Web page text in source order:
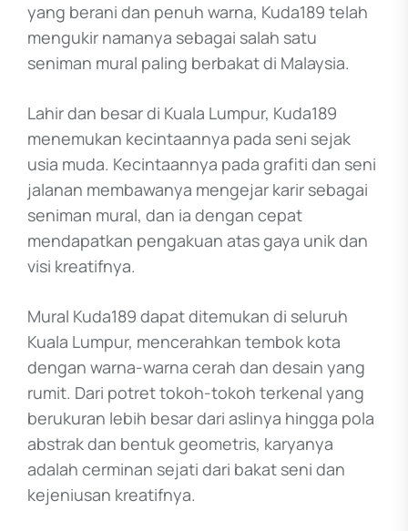
yang berani dan penuh warna, Kuda189 telah
mengukir namanya sebagai salah satu
seniman mural paling berbakat di Malaysia.
Lahir dan besar di Kuala Lumpur, Kuda189
menemukan kecintaannya pada seni sejak
usia muda. Kecintaannya pada grafiti dan seni
jalanan membawanya mengejar karir sebagai
seniman mural, dan ia dengan cepat
mendapatkan pengakuan atas gaya unik dan
visi kreatifnya.
Mural Kuda189 dapat ditemukan di seluruh
Kuala Lumpur, mencerahkan tembok kota
dengan warna-warna cerah dan desain yang
rumit. Dari potret tokoh-tokoh terkenal yang
berukuran lebih besar dari aslinya hingga pola
abstrak dan bentuk geometris, karyanya
adalah cerminan sejati dari bakat seni dan
kejeniusan kreatifnya.